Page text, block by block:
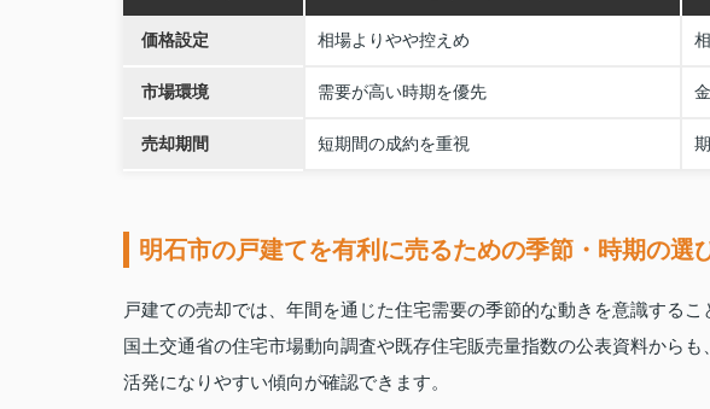
価格設定 相場よりやや控えめ
市場環境 需要が高い時期を優先
売却期間 短期間の成約を重視
明石市の戸建てを有利に売るための季節・時期の選
戸建ての売却では、年間を通じた住宅需要の季節的な動きを意識するこ
国土交通省の住宅市場動向調査や既存住宅販売量指数の公表資料から
活発になりやすい傾向が確認できます。